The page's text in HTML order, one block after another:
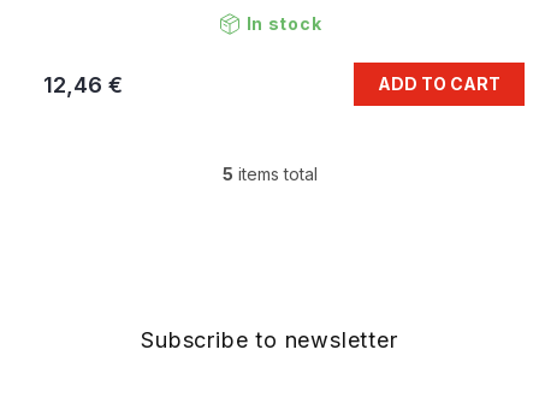
In stock
12,46 € ADD TO CART
L
c
5 items total
Subscribe to newsletter